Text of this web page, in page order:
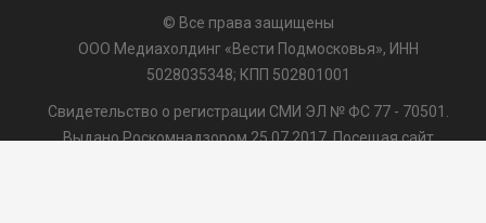
© Все права защищены
ООО Медиахолдинг «Вести Подмосковья», ИНН
5028035348; КПП 502801001
Свидетельство о регистрации СМИ ЭЛ № ФС 77 - 70501.
Выдано Роскомнадзором 25.07.2017. Посещая сайт